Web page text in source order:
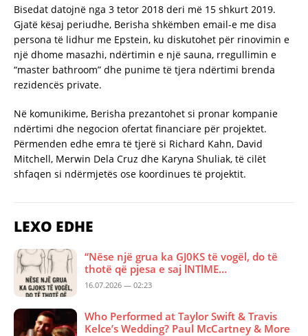
Bisedat datojnë nga 3 tetor 2018 deri më 15 shkurt 2019.
Gjatë kësaj periudhe, Berisha shkëmben email-e me disa
persona të lidhur me Epstein, ku diskutohet për rinovimin e
një dhome masazhi, ndërtimin e një sauna, rregullimin e
“master bathroom” dhe punime të tjera ndërtimi brenda
rezidencës private.
Në komunikime, Berisha prezantohet si pronar kompanie
ndërtimi dhe negocion ofertat financiare për projektet.
Përmenden edhe emra të tjerë si Richard Kahn, David
Mitchell, Merwin Dela Cruz dhe Karyna Shuliak, të cilët
shfaqen si ndërmjetës ose koordinues të projektit.
LEXO EDHE
“Nëse një grua ka GJ0KS të vogël, do të
thotë që pjesa e saj lNTlME…
16.07.2026 — 02:23
Who Performed at Taylor Swift & Travis
Kelce’s Wedding? Paul McCartney & More